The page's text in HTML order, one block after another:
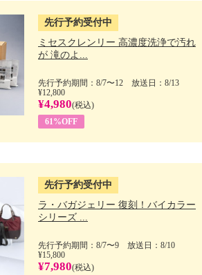
先行予約受付中
ミセスクレンリー 高濃度洗浄で汚れ
が 滝のよ...
先行予約期間：8/7〜12 放送日：8/13
¥12,800
¥4,980(税込)
61%OFF
先行予約受付中
ラ・バガジェリー 復刻！バイカラー
シリーズ ...
先行予約期間：8/7〜9 放送日：8/10
¥15,800
¥7,980(税込)